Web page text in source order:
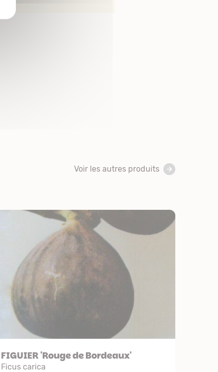
Voir les autres produits
FIGUIER 'Rouge de Bordeaux'
Ficus carica